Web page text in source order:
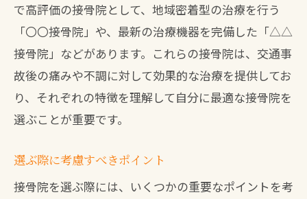
で高評価の接骨院として、地域密着型の治療を行う
「〇〇接骨院」や、最新の治療機器を完備した「△△
接骨院」などがあります。これらの接骨院は、交通事
故後の痛みや不調に対して効果的な治療を提供してお
り、それぞれの特徴を理解して自分に最適な接骨院を
選ぶことが重要です。
選ぶ際に考慮すべきポイント
接骨院を選ぶ際には、いくつかの重要なポイントを考